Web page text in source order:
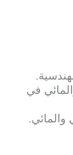
في
والمائي.